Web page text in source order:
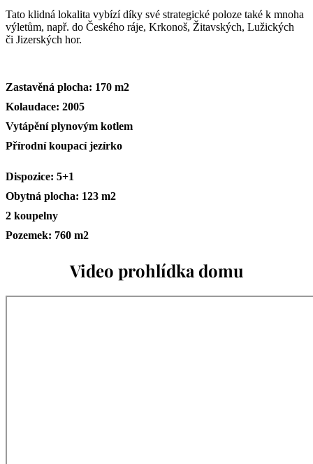
Tato klidná lokalita vybízí díky své strategické poloze také k mnoha
výletům, např. do Českého ráje, Krkonoš, Žitavských, Lužických
či Jizerských hor.
Zastavěná plocha: 170 m2
Kolaudace: 2005
Vytápění plynovým kotlem
Přírodní koupací jezírko
Dispozice: 5+1
Obytná plocha: 123 m2
2 koupelny
Pozemek: 760 m2
Video prohlídka domu